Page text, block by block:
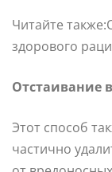
Читайте
здорового
Отстаивание
Этот способ
частично